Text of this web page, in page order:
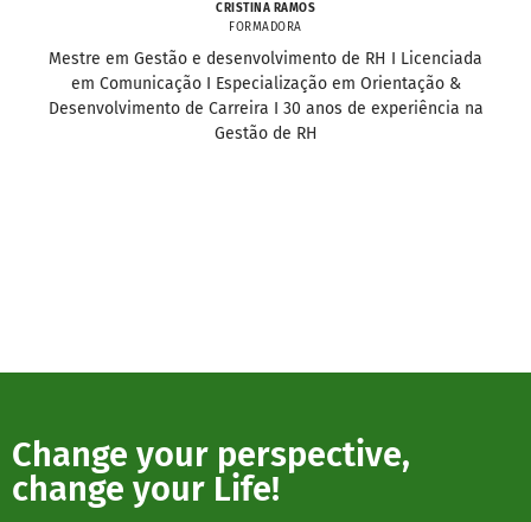
CRISTINA RAMOS
FORMADORA
Mestre em Gestão e desenvolvimento de RH I Licenciada
em Comunicação I Especialização em Orientação &
Desenvolvimento de Carreira I 30 anos de experiência na
Gestão de RH
Change your perspective,
change your Life!